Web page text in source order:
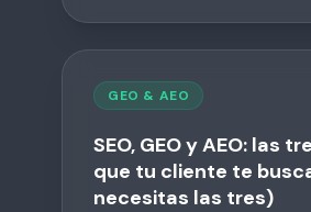
GEO & AEO
SEO, GEO y AEO: las
que tu cliente te
necesitas las tres)